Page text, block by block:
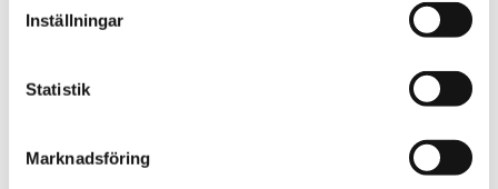
Inställningar
Statistik
Marknadsföring
Reservdelar